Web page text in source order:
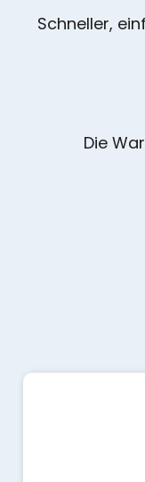
Schneller,
Die